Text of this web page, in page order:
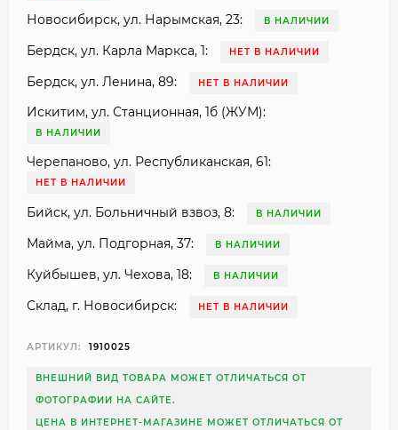
Новосибирск, ул. Нарымская, 23: В НАЛИЧИИ
Бердск, ул. Карла Маркса, 1: НЕТ В НАЛИЧИИ
Бердск, ул. Ленина, 89: НЕТ В НАЛИЧИИ
Искитим, ул. Станционная, 1б (ЖУМ):
В НАЛИЧИИ
Черепаново, ул. Республиканская, 61:
НЕТ В НАЛИЧИИ
Бийск, ул. Больничный взвоз, 8: В НАЛИЧИИ
Майма, ул. Подгорная, 37: В НАЛИЧИИ
Куйбышев, ул. Чехова, 18: В НАЛИЧИИ
Склад, г. Новосибирск: НЕТ В НАЛИЧИИ
АРТИКУЛ: 1910025
ВНЕШНИЙ ВИД ТОВАРА МОЖЕТ ОТЛИЧАТЬСЯ ОТ
ФОТОГРАФИИ НА САЙТЕ.
ЦЕНА В ИНТЕРНЕТ-МАГАЗИНЕ МОЖЕТ ОТЛИЧАТЬСЯ ОТ